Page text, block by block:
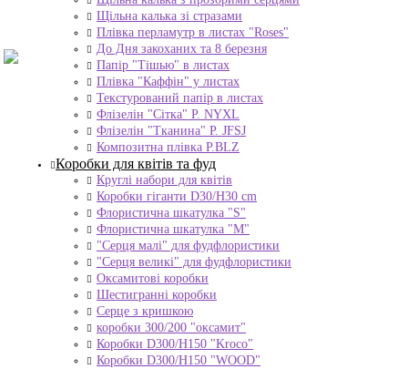
Щільна калька зі стразами
Плівка перламутр в листах "Roses"
До Дня закоханих та 8 березня
Папір "Тішью" в листах
Плівка "Каффін" у листах
Текстурований папір в листах
Флізелін "Сітка" P. NYXL
Флізелін "Тканина" P. JFSJ
Композитна плівка Р.BLZ
Коробки для квітів та фуд
Круглі набори для квітів
Коробки гіганти D30/H30 cm
Флористична шкатулка "S"
Флористична шкатулка "М"
"Серця малі" для фудфлористики
"Серця великі" для фудфлористики
Оксамитові коробки
Шестигранні коробки
Серце з кришкою
коробки 300/200 "оксамит"
Коробки D300/H150 "Kroco"
Коробки D300/H150 "WOOD"